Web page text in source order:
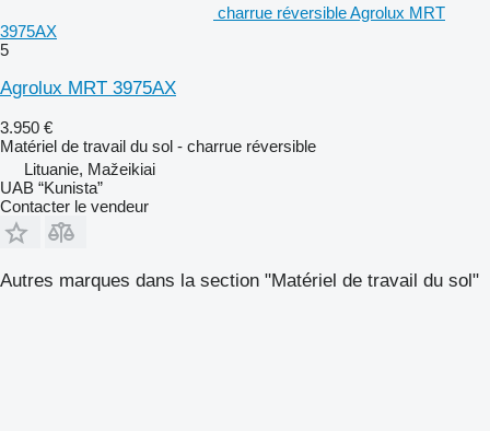
charrue réversible Agrolux MRT
3975AX
5
Agrolux MRT 3975AX
3.950 €
Matériel de travail du sol - charrue réversible
Lituanie, Mažeikiai
UAB “Kunista”
Contacter le vendeur
Autres marques dans la section "Matériel de travail du sol"